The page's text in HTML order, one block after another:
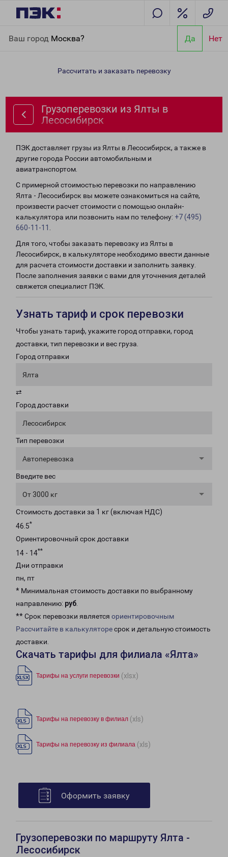
Ваш город Москва? Да Нет
Лесосибирск
Рассчитать и заказать перевозку
Грузоперевозки из Ялты в
Лесосибирск
ПЭК доставляет грузы из Ялты в Лесосибирск, а также в
другие города России автомобильным и
авиатранспортом.
С примерной стоимостью перевозки по направлению
Ялта - Лесосибирск вы можете ознакомиться на сайте,
произвести расчет стоимости с помощью онлайн-
калькулятора или позвонить нам по телефону: +7 (495)
660-11-11
Для того, чтобы заказать перевозку из Ялты в
Лесосибирск, в калькуляторе необходимо ввести данные
для расчета стоимости доставки и заполнить заявку.
После заполнения заявки с вами для уточнения деталей
свяжется специалист ПЭК.
Узнать тариф и срок перевозки
Чтобы узнать тариф, укажите город отправки, город
доставки, тип перевозки и вес груза.
Город отправки
Ялта
⇄
Город доставки
Лесосибирск
Тип перевозки
Автоперевозка
Введите вес
От 3000 кг
Стоимость доставки за 1 кг (включая НДС)
46.5*
Ориентировочный срок доставки
14 - 14**
Дни отправки
пн, пт
* Минимальная стоимость доставки по выбранному
направлению: руб.
** Срок перевозки является ориентировочным
Рассчитайте в калькуляторесрок и детальную стоимость
доставки.
Скачать тарифы для филиала «Ялта»
Тарифы на услуги перевозки (xlsx)
Тарифы на перевозку в филиал (xls)
Тарифы на перевозку из филиала (xls)
Оформить заявку
Грузоперевозки по маршруту Ялта -
Лесосибирск